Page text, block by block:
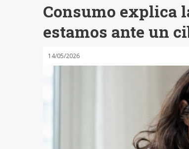
Consumo explica
estamos ante un
14/05/2026